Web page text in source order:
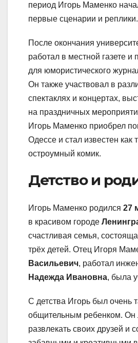
период Игорь Маменко
первые сценарии и реплики.
После окончания
работал в местной газете и
для юмористического
Он также участвовал в
спектаклях и концертах,
на праздничных
Игорь Маменко приобрел
Одессе и стал известен как
остроумный комик.
Детство и
Игорь Маменко родился 27
в красивом городе
счастливая семья,
трёх детей. Отец Игоря
Васильевич, работал
Надежда Ивановна, была
С детства Игорь был очень
общительным ребенком. Он
развлекать своих друзей и